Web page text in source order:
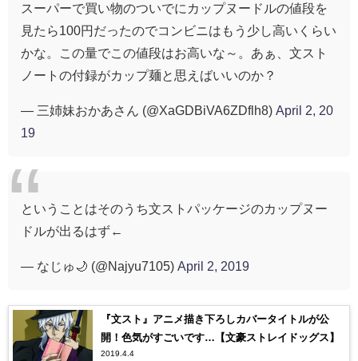
スーパーで買い物のついでにカップヌードルの値段を
見たら100円だったのでコンビニはもう少し高いくらい
かな。この量でこの値段はお高いな～。あぁ、文スト
ノートの付録がカップ麺と思えばいいのか？
— 三姉妹おかあさん (@XaGDBiVA6ZDflh8) April 2, 20
19
ということはそのうち文ストパッケージのカップヌー
ドルが出るはず←
— なじゅ🌙 (@Najyu7105) April 2, 2019
『文スト』アニメ描き下ろしカバータイトルが公
開！色気がすごいです…【文豪ストレイドッグス】
2019.4.4